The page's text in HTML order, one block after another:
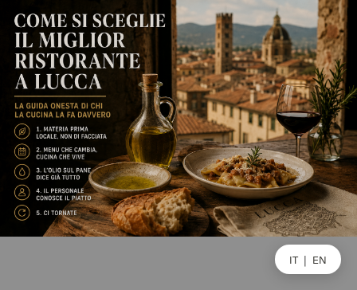
IT | EN